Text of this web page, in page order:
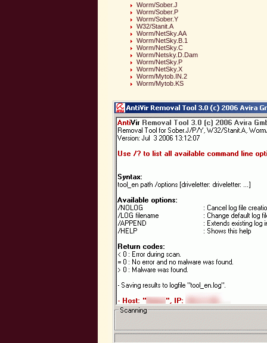
Worm/Sober.J
Worm/Sober.P
Worm/Sober.Y
W32/Stanit.A
Worm/NetSky.AA
Worm/NetSky.B.1
Worm/NetSky.C
Worm/Netsky.D.Dam
Worm/NetSky.P
Worm/NetSky.X
Worm/Mytob.IN.2
Worm/Mytob.KS